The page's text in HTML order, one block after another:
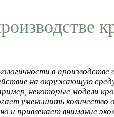
в
на окружающую
некоторые модели
уменьшить количество
и привлекает внимание